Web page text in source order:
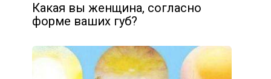
Какая вы женщина, согласно
форме ваших губ?